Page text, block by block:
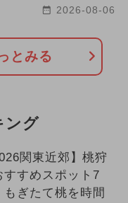
2026-08-06
とみる
ング
関東近郊】桃狩
すすめスポット7
もぎたて桃を時間